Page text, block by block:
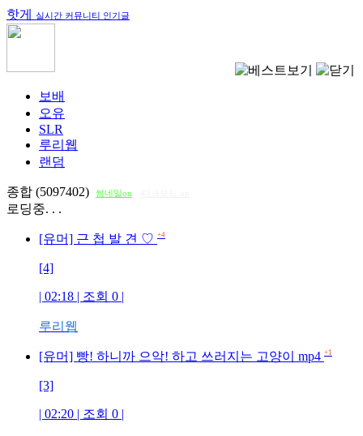
핫게 실시간 커뮤니티 인기글
보배
오유
SLR
루리웹
랜덤
종합 (5097402) 썸네일on
로딩중. . .
[유머] 근 첩 발 견 ♡ +4
[4]
| 02:18 | 조회 0 |
루리웹
[유머] 빵! 하니까 으악! 하고 쓰러지는 고양이 mp4 +1
[3]
| 02:20 | 조회 0 |